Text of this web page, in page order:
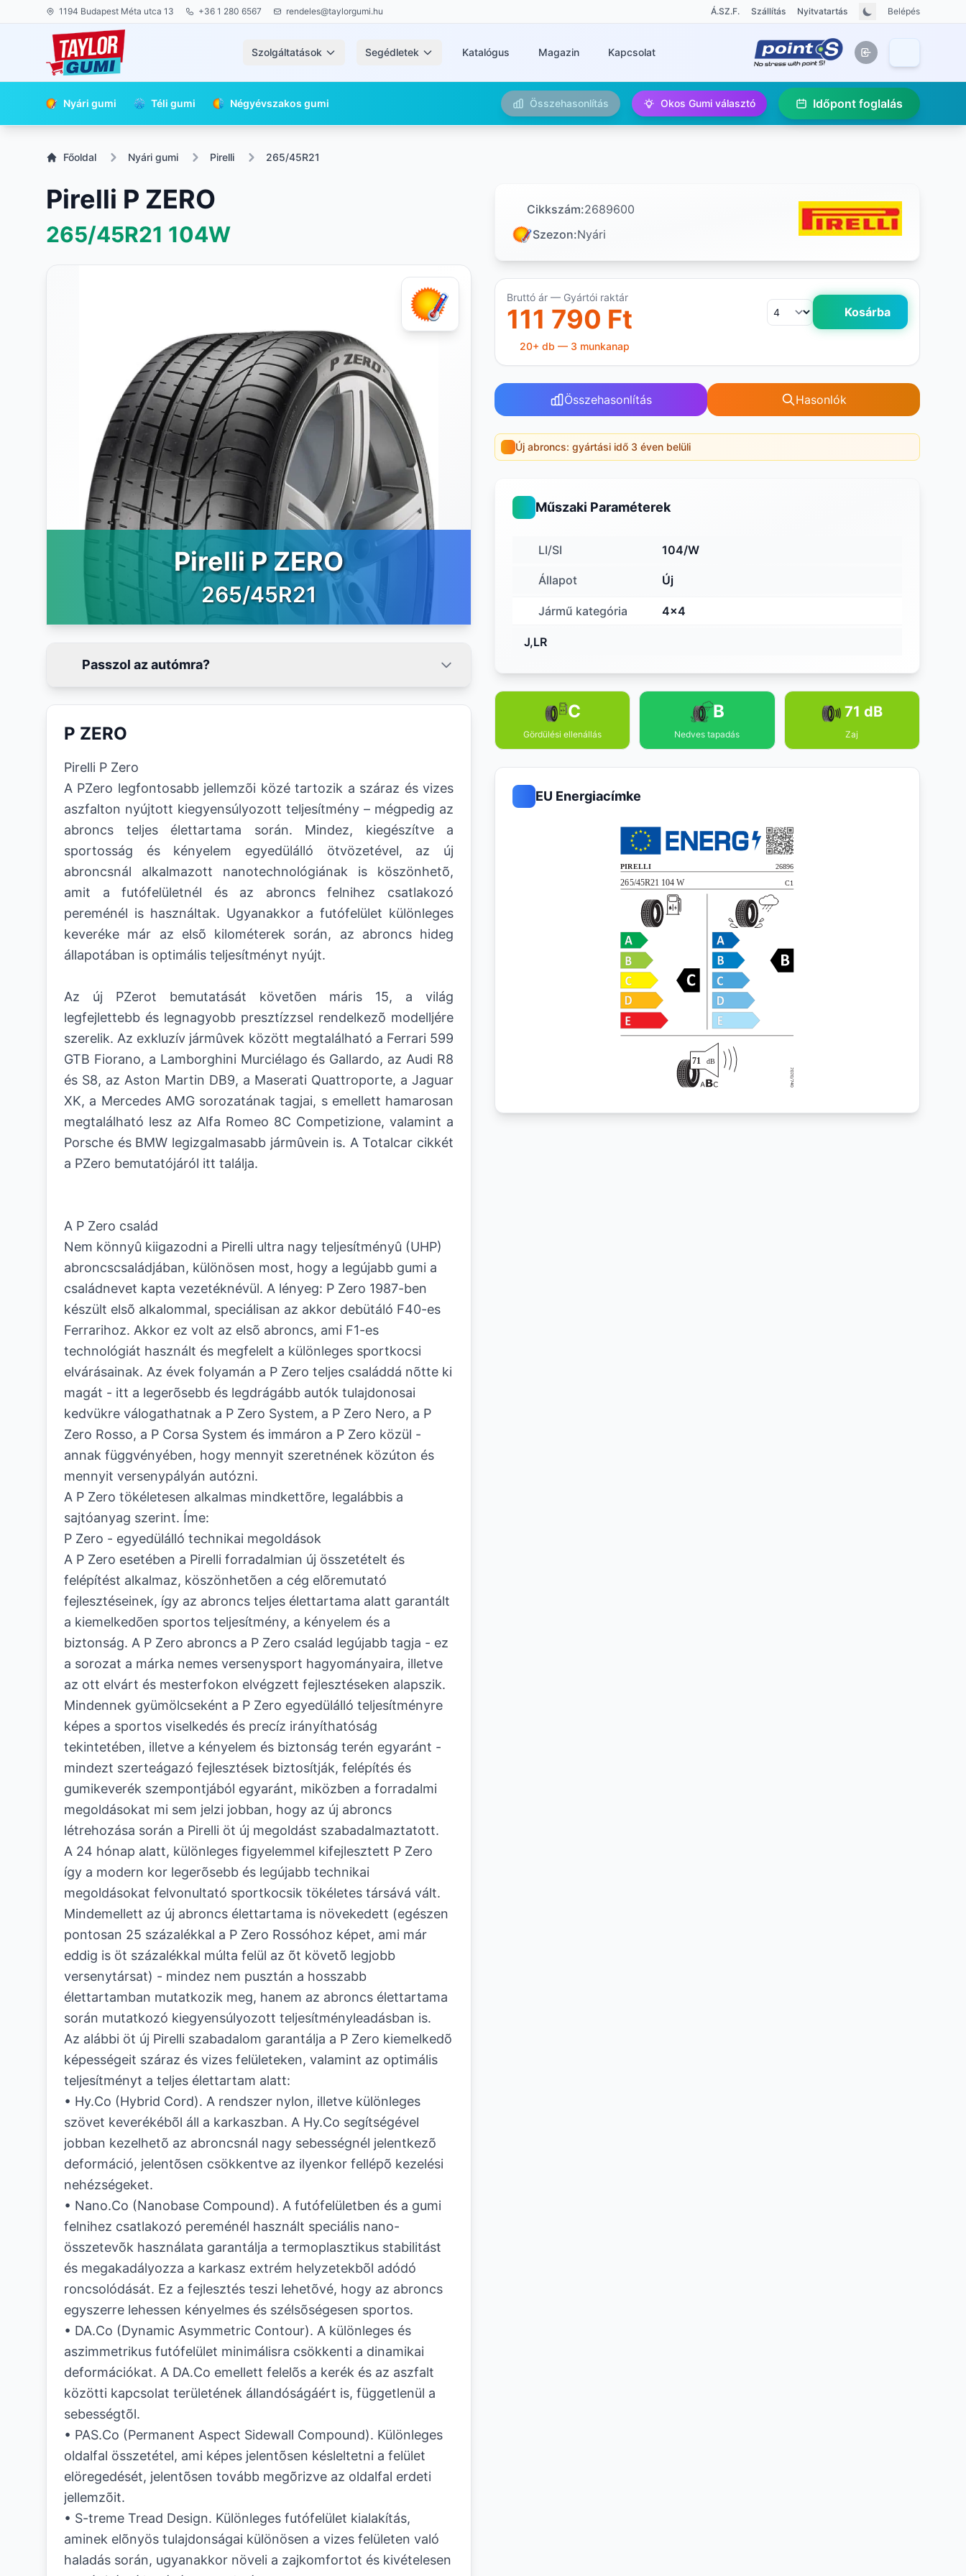
1194 Budapest Méta utca 13 +36 1 280 6567 rendeles@taylorgumi.hu Á.SZ.F. Szállítás Nyitvatartás Belépés
Szolgáltatások Segédletek Katalógus Magazin Kapcsolat
Nyári gumi Téli gumi Négyévszakos gumi Összehasonlítás Okos Gumi választó Időpont foglalás
Főoldal Nyári gumi Pirelli 265/45R21
Pirelli P ZERO
265/45R21 104W
Pirelli P ZERO
265/45R21
Passzol az autómra?
P ZERO
Pirelli P Zero
A PZero legfontosabb jellemzõi közé tartozik a száraz és vizes
aszfalton nyújtott kiegyensúlyozott teljesítmény – mégpedig az
abroncs teljes élettartama során. Mindez, kiegészítve a
sportosság és kényelem egyedülálló ötvözetével, az új
abroncsnál alkalmazott nanotechnológiának is köszönhetõ,
amit a futófelületnél és az abroncs felnihez csatlakozó
pereménél is használtak. Ugyanakkor a futófelület különleges
keveréke már az elsõ kilométerek során, az abroncs hideg
állapotában is optimális teljesítményt nyújt.
Az új PZerot bemutatását követõen máris 15, a világ
legfejlettebb és legnagyobb presztízzsel rendelkezõ modelljére
szerelik. Az exkluzív jármûvek között megtalálható a Ferrari 599
GTB Fiorano, a Lamborghini Murciélago és Gallardo, az Audi R8
és S8, az Aston Martin DB9, a Maserati Quattroporte, a Jaguar
XK, a Mercedes AMG sorozatának tagjai, s emellett hamarosan
megtalálható lesz az Alfa Romeo 8C Competizione, valamint a
Porsche és BMW legizgalmasabb jármûvein is. A Totalcar cikkét
a PZero bemutatójáról itt találja.
A P Zero család
Nem könnyû kiigazodni a Pirelli ultra nagy teljesítményû (UHP)
abroncscsaládjában, különösen most, hogy a legújabb gumi a
családnevet kapta vezetéknévül. A lényeg: P Zero 1987-ben
készült elsõ alkalommal, speciálisan az akkor debütáló F40-es
Ferrarihoz. Akkor ez volt az elsõ abroncs, ami F1-es
technológiát használt és megfelelt a különleges sportkocsi
elvárásainak. Az évek folyamán a P Zero teljes családdá nõtte ki
magát - itt a legerõsebb és legdrágább autók tulajdonosai
kedvükre válogathatnak a P Zero System, a P Zero Nero, a P
Zero Rosso, a P Corsa System és immáron a P Zero közül -
annak függvényében, hogy mennyit szeretnének közúton és
mennyit versenypályán autózni.
A P Zero tökéletesen alkalmas mindkettõre, legalábbis a
sajtóanyag szerint. Íme:
P Zero - egyedülálló technikai megoldások
A P Zero esetében a Pirelli forradalmian új összetételt és
felépítést alkalmaz, köszönhetõen a cég elõremutató
fejlesztéseinek, így az abroncs teljes élettartama alatt garantált
a kiemelkedõen sportos teljesítmény, a kényelem és a
biztonság. A P Zero abroncs a P Zero család legújabb tagja - ez
a sorozat a márka nemes versenysport hagyományaira, illetve
az ott elvárt és mesterfokon elvégzett fejlesztéseken alapszik.
Mindennek gyümölcseként a P Zero egyedülálló teljesítményre
képes a sportos viselkedés és precíz irányíthatóság
tekintetében, illetve a kényelem és biztonság terén egyaránt -
mindezt szerteágazó fejlesztések biztosítják, felépítés és
gumikeverék szempontjából egyaránt, miközben a forradalmi
megoldásokat mi sem jelzi jobban, hogy az új abroncs
létrehozása során a Pirelli öt új megoldást szabadalmaztatott.
A 24 hónap alatt, különleges figyelemmel kifejlesztett P Zero
így a modern kor legerõsebb és legújabb technikai
megoldásokat felvonultató sportkocsik tökéletes társává vált.
Mindemellett az új abroncs élettartama is növekedett (egészen
pontosan 25 százalékkal a P Zero Rossóhoz képet, ami már
eddig is öt százalékkal múlta felül az õt követõ legjobb
versenytársat) - mindez nem pusztán a hosszabb
élettartamban mutatkozik meg, hanem az abroncs élettartama
során mutatkozó kiegyensúlyozott teljesítményleadásban is.
Az alábbi öt új Pirelli szabadalom garantálja a P Zero kiemelkedõ
képességeit száraz és vizes felületeken, valamint az optimális
teljesítményt a teljes élettartam alatt:
• Hy.Co (Hybrid Cord). A rendszer nylon, illetve különleges
szövet keverékébõl áll a karkaszban. A Hy.Co segítségével
jobban kezelhetõ az abroncsnál nagy sebességnél jelentkezõ
deformáció, jelentõsen csökkentve az ilyenkor fellépõ kezelési
nehézségeket.
• Nano.Co (Nanobase Compound). A futófelületben és a gumi
felnihez csatlakozó pereménél használt speciális nano-
összetevõk használata garantálja a termoplasztikus stabilitást
és megakadályozza a karkasz extrém helyzetekbõl adódó
roncsolódását. Ez a fejlesztés teszi lehetõvé, hogy az abroncs
egyszerre lehessen kényelmes és szélsõségesen sportos.
• DA.Co (Dynamic Asymmetric Contour). A különleges és
aszimmetrikus futófelület minimálisra csökkenti a dinamikai
deformációkat. A DA.Co emellett felelõs a kerék és az aszfalt
közötti kapcsolat területének állandóságáért is, függetlenül a
sebességtõl.
• PAS.Co (Permanent Aspect Sidewall Compound). Különleges
oldalfal összetétel, ami képes jelentõsen késleltetni a felület
elöregedését, jelentõsen tovább megõrizve az oldalfal erdeti
jellemzõit.
• S-treme Tread Design. Különleges futófelület kialakítás,
aminek elõnyös tulajdonságai különösen a vizes felületen való
haladás során, ugyanakkor növeli a zajkomfortot és kivételesen
Cikkszám:2689600
Szezon:Nyári
Bruttó ár — Gyártói raktár
111 790 Ft Kosárba
20+ db — 3 munkanap
Összehasonlítás Hasonlók
Új abroncs: gyártási idő 3 éven belüli
Műszaki Paraméterek
LI/SI 104/W
Állapot Új
Jármű kategória 4x4
J,LR
C
Gördülési ellenállás
B
Nedves tapadás
71 dB
Zaj
EU Energiacímke